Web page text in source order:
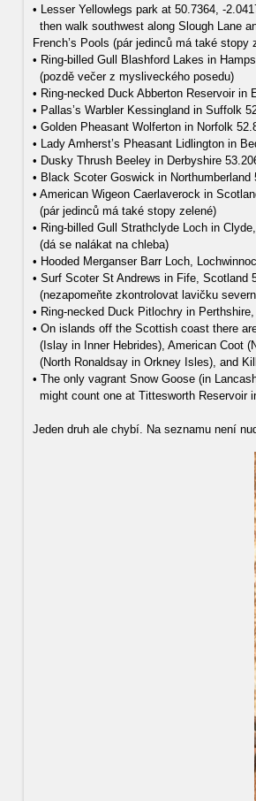
• Lesser Yellowlegs park at 50.7364, -
then walk southwest along Slough Lane
French’s Pools (pár jedinců má také stopy
• Ring-billed Gull Blashford Lakes in
(pozdě večer z mysliveckého posedu)
• Ring-necked Duck Abberton Reservoir in
• Pallas’s Warbler Kessingland in Suffolk
• Golden Pheasant Wolferton in Norfolk
• Lady Amherst’s Pheasant Lidlington in
• Dusky Thrush Beeley in Derbyshire
• Black Scoter Goswick in
• American Wigeon Caerlaverock in
(pár jedinců má také stopy zelené)
• Ring-billed Gull Strathclyde Loch in
(dá se nalákat na chleba)
• Hooded Merganser Barr Loch,
• Surf Scoter St Andrews in Fife, Scotland
(nezapomeňte zkontrolovat lavičku
• Ring-necked Duck Pitlochry in
• On islands off the Scottish coast there
(Islay in Inner Hebrides), American Coot
(North Ronaldsay in Orkney Isles), and
• The only vagrant Snow Goose (in
might count one at Tittesworth Reservoir
Jeden druh ale chybí. Na seznamu není